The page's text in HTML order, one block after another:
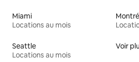
Miami
Locations au mois
Seattle
Locations au mois
Voir